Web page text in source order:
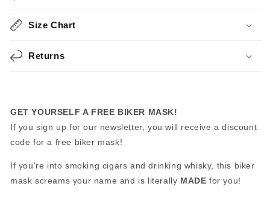
Size Chart
Returns
GET YOURSELF A FREE BIKER MASK!
If you sign up for our newsletter, you will receive a discount
code for a free biker mask!
If you're into smoking cigars and drinking whisky, this biker
mask screams your name and is literally MADEfor you!